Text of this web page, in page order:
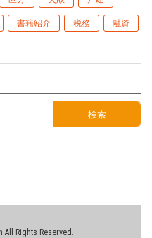
書籍紹介 税務 融資
検索
All Rights Reserved.